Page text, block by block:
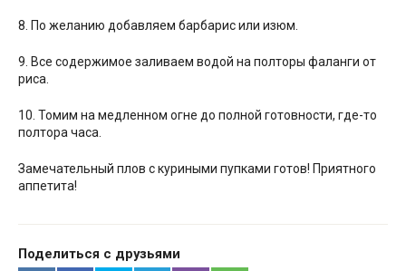
8. По желанию добавляем барбарис или изюм.
9. Все содержимое заливаем водой на полторы фаланги от
риса.
10. Томим на медленном огне до полной готовности, где-то
полтора часа.
Замечательный плов с куриными пупками готов! Приятного
аппетита!
Поделиться с друзьями